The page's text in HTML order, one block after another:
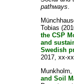
pathways.
Tobias
the CSP
and
Swedish
2017, xx-
Munkholm,
and Soil